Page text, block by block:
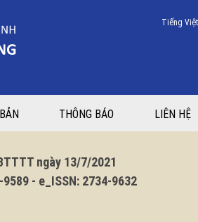
Thay đổi
Tiếng Việt
THÔNG BÁO LIÊN HỆ
ngày 13/7/2021
- e_ISSN: 2734-9632